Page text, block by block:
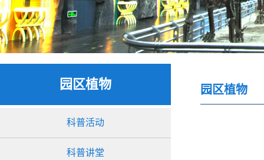
园区植物
科普活动
科普讲堂
园区植物